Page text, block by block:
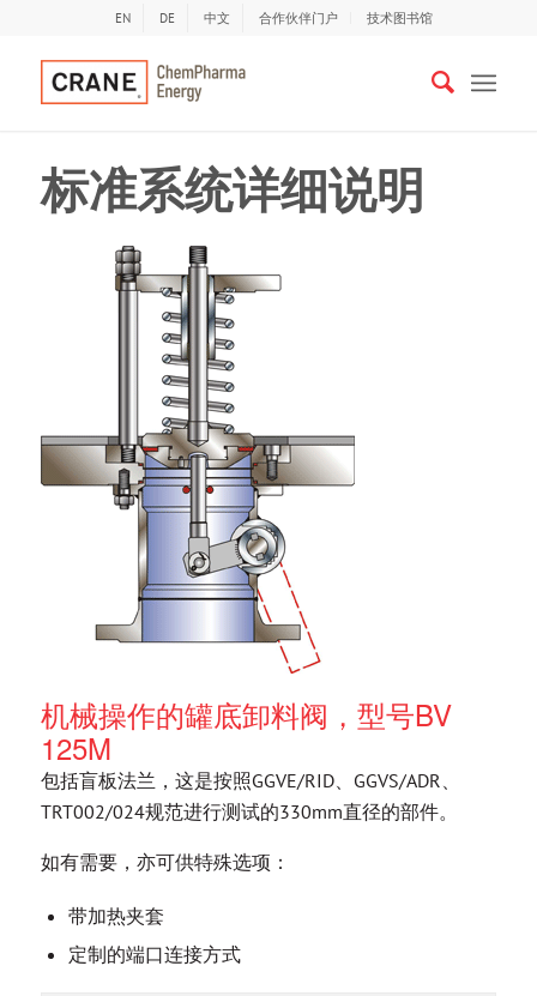
EN DE 中文 合作伙伴门户 技术图书馆
标准系统详细说明
机械操作的罐底卸料阀，型号BV
125M
包括盲板法兰，这是按照GGVE/RID、GGVS/ADR、
TRT002/024规范进行测试的330mm直径的部件。
如有需要，亦可供特殊选项：
带加热夹套
定制的端口连接方式